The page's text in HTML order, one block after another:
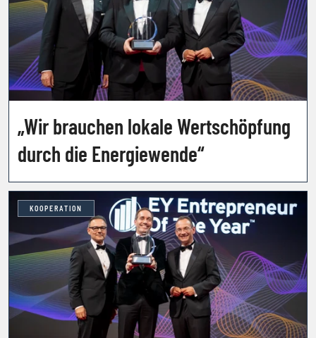
„Wir brauchen lokale Wertschöpfung
durch die Energiewende“
KOOPERATION